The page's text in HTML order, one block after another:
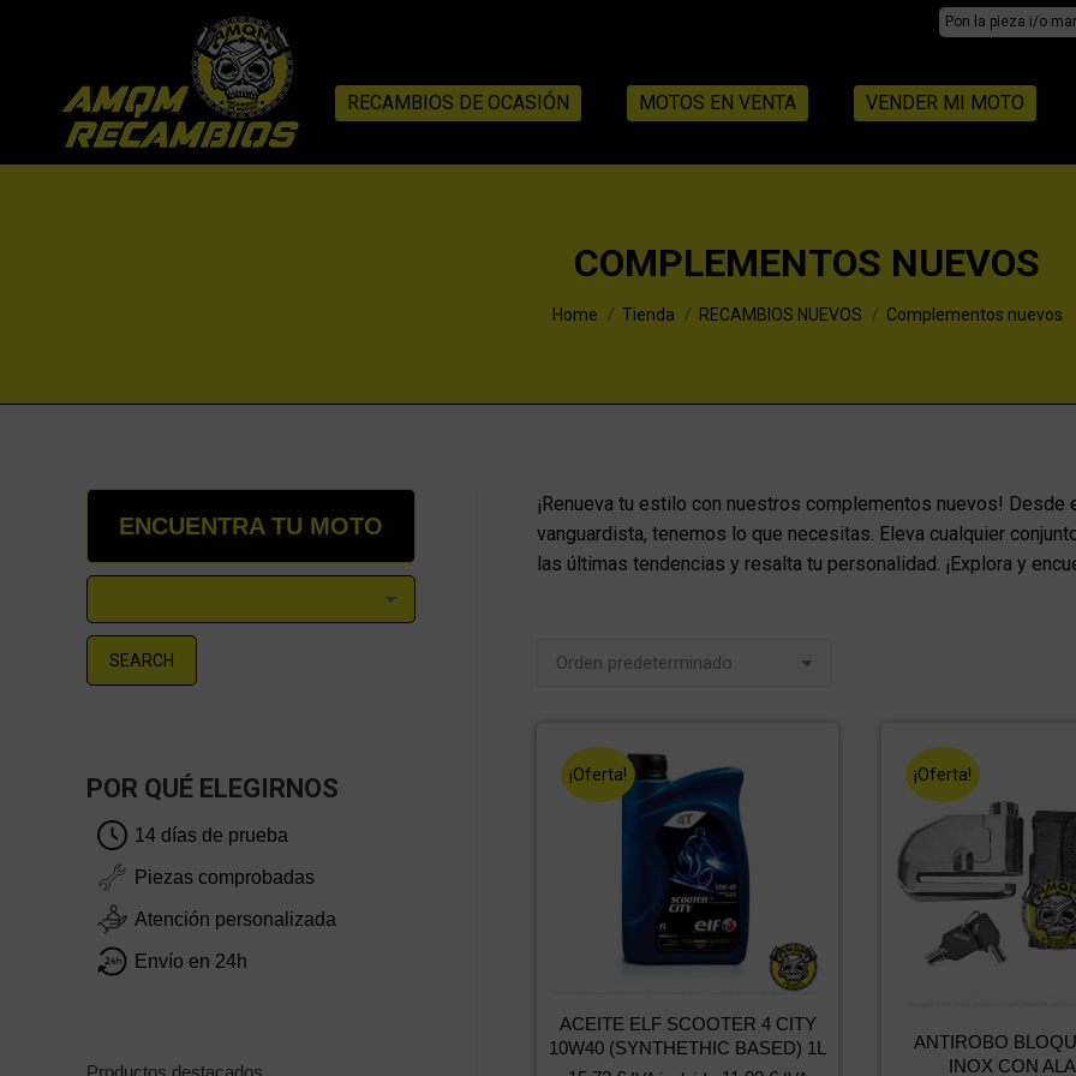
Search:
RECAMBIOS DE OCASIÓN MOTOS EN VENTA VENDER MI MOTO
COMPLEMENTOS NUEVOS
You are here:
Home Tienda RECAMBIOS NUEVOS Complementos nuevos
¡Renueva tu estilo con nuestros complementos nuevos!
vanguardista, tenemos lo que necesitas. Eleva cualquier
las últimas tendencias y resalta tu personalidad. ¡Explora y
¡Oferta!
ACEITE ELF SCOOTER 4 CITY
10W40 (SYNTHETHIC BASED) 1L
¡Oferta!
ANTIROBO
INOX CON
ENCUENTRA TU MOTO
SEARCH
POR QUÉ ELEGIRNOS
14 días de prueba
Piezas comprobadas
Atención personalizada
Envío en 24h
Productos destacados